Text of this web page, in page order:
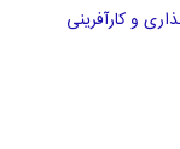
و کارآفرینی